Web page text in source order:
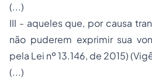
(...)
III - aqueles que, por causa
não puderem exprimir sua
pela Lei nº 13.146, de 2015)
(...)